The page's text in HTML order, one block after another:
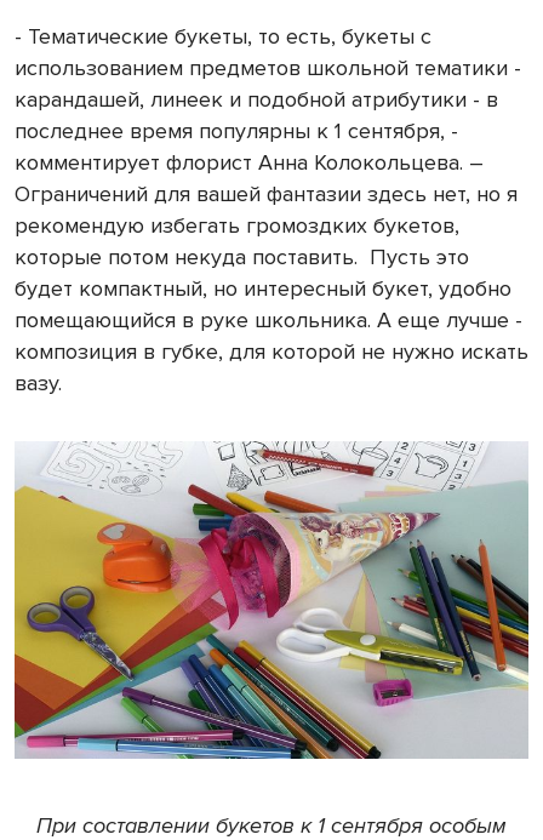
- Тематические букеты, то есть, букеты с
использованием предметов школьной тематики -
карандашей, линеек и подобной атрибутики - в
последнее время популярны к 1 сентября, -
комментирует флорист Анна Колокольцева. –
Ограничений для вашей фантазии здесь нет, но я
рекомендую избегать громоздких букетов,
которые потом некуда поставить. Пусть это
будет компактный, но интересный букет, удобно
помещающийся в руке школьника. А еще лучше -
композиция в губке, для которой не нужно искать
вазу.
При составлении букетов к 1 сентября особым